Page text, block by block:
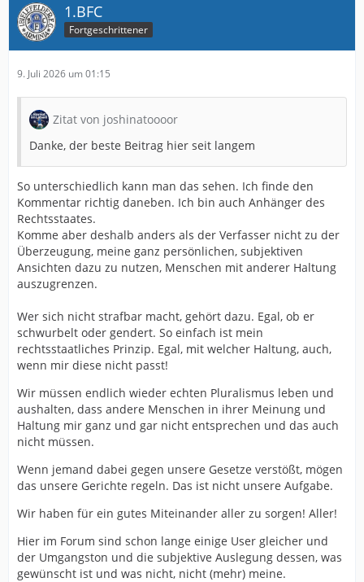
1.BFC
Fortgeschrittener
9. Juli 2026 um 01:15
Zitat von joshinatoooor
Danke, der beste Beitrag hier seit langem
So unterschiedlich kann man das sehen. Ich finde den
Kommentar richtig daneben. Ich bin auch Anhänger des
Rechtsstaates.
Komme aber deshalb anders als der Verfasser nicht zu der
Überzeugung, meine ganz persönlichen, subjektiven
Ansichten dazu zu nutzen, Menschen mit anderer Haltung
auszugrenzen.
Wer sich nicht strafbar macht, gehört dazu. Egal, ob er
schwurbelt oder gendert. So einfach ist mein
rechtsstaatliches Prinzip. Egal, mit welcher Haltung, auch,
wenn mir diese nicht passt!
Wir müssen endlich wieder echten Pluralismus leben und
aushalten, dass andere Menschen in ihrer Meinung und
Haltung mir ganz und gar nicht entsprechen und das auch
nicht müssen.
Wenn jemand dabei gegen unsere Gesetze verstößt, mögen
das unsere Gerichte regeln. Das ist nicht unsere Aufgabe.
Wir haben für ein gutes Miteinander aller zu sorgen! Aller!
Hier im Forum sind schon lange einige User gleicher und
der Umgangston und die subjektive Auslegung dessen, was
gewünscht ist und was nicht, nicht (mehr) meine.